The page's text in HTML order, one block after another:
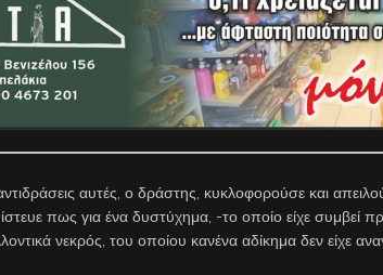
αυτές, ο δράστης, κυκλοφορούσε και
πως για ένα δυστύχημα, -το οποίο είχε συμβεί
νεκρός, του οποίου κανένα αδίκημα δεν είχε